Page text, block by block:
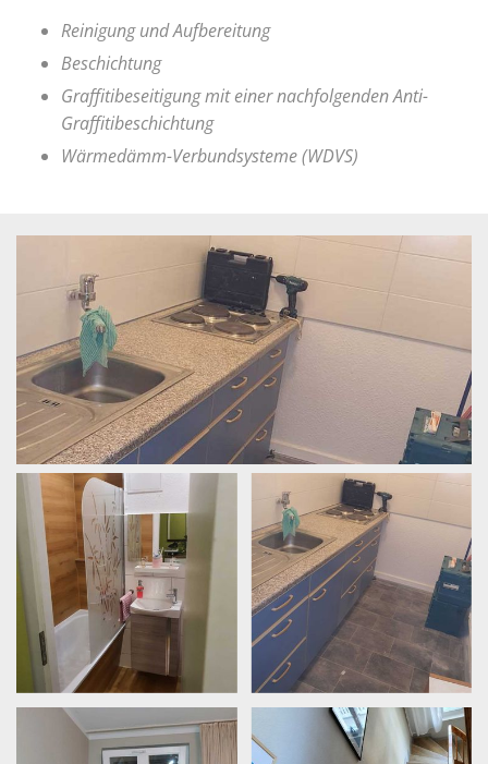
Reinigung und Aufbereitung
Beschichtung
Graffitibeseitigung mit einer nachfolgenden Anti-
Graffitibeschichtung
Wärmedämm-Verbundsysteme (WDVS)